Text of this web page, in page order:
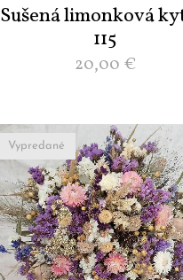
Sušená limonková
115
20,00 €
Vypredané